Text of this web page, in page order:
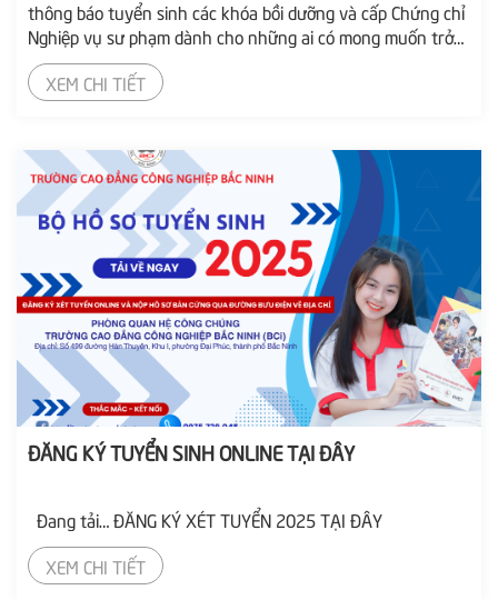
thông báo tuyển sinh các khóa bồi dưỡng và cấp Chứng chỉ
Nghiệp vụ sư phạm dành cho những ai có mong muốn trở
thành nhà giáo dục nghề nghiệp đạt chuẩn. Đối tượng
tuyển sinh Chương trình được thiết kế dành cho tất cả
những ai có nhu cầu bồi dưỡng để đạt chuẩn...
XEM CHI TIẾT
ĐĂNG KÝ TUYỂN SINH ONLINE TẠI ĐÂY
Đang tải… ĐĂNG KÝ XÉT TUYỂN 2025 TẠI ĐÂY
XEM CHI TIẾT